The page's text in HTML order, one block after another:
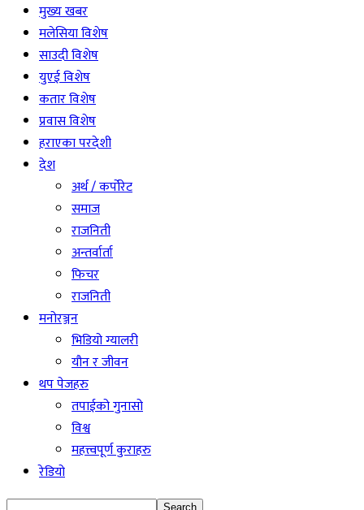
मुख्य खबर
मलेसिया विशेष
साउदी विशेष
युएई विशेष
कतार विशेष
प्रवास विशेष
हराएका परदेशी
देश
अर्थ / कर्पोरेट
समाज
राजनिती
अन्तर्वार्ता
फिचर
राजनिती
मनोरञ्जन
भिडियो ग्यालरी
यौन र जीवन
थप पेजहरु
तपाईको गुनासो
विश्व
महत्त्वपूर्ण कुराहरु
रेडियो